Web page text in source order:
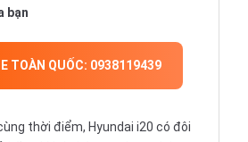
bạn
TOÀN QUỐC: 0938119439
thời điểm, Hyundai i20 có đôi